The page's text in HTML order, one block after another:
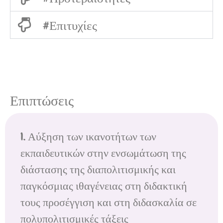
#Επιτυχίες
Επιπτώσεις
1. Αύξηση των ικανοτήτων των
εκπαιδευτικών στην ενσωμάτωση της
διάστασης της διαπολιτισμικής και
παγκόσμιας ιθαγένειας στη διδακτική
τους προσέγγιση και στη διδασκαλία σε
πολυπολιτισμικές τάξεις